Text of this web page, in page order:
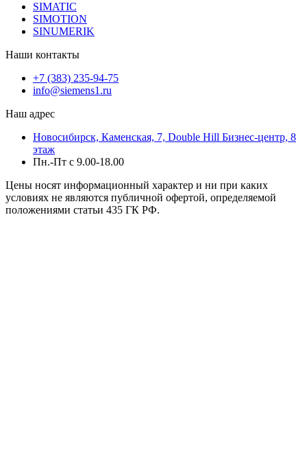
SIMATIC
SIMOTION
SINUMERIK
Наши контакты
+7 (383) 235-94-75
info@siemens1.ru
Наш адрес
Новосибирск, Каменская, 7, Double Hill ​Бизнес-центр, 8
этаж
Пн.-Пт с 9.00-18.00
Цены носят информационный характер и ни при каких
условиях не являются публичной офертой, определяемой
положениями статьи 435 ГК РФ.